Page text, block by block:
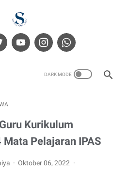
Kurikulum
Pelajaran IPAS
Oktober 06, 2022